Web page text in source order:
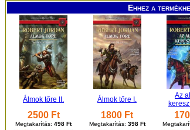
Ehhez a
Álmok tőre II. Álmok tőre I.
Az
2500 Ft
Megtakarítás: 498 Ft
1800 Ft
Megtakarítás: 398 Ft